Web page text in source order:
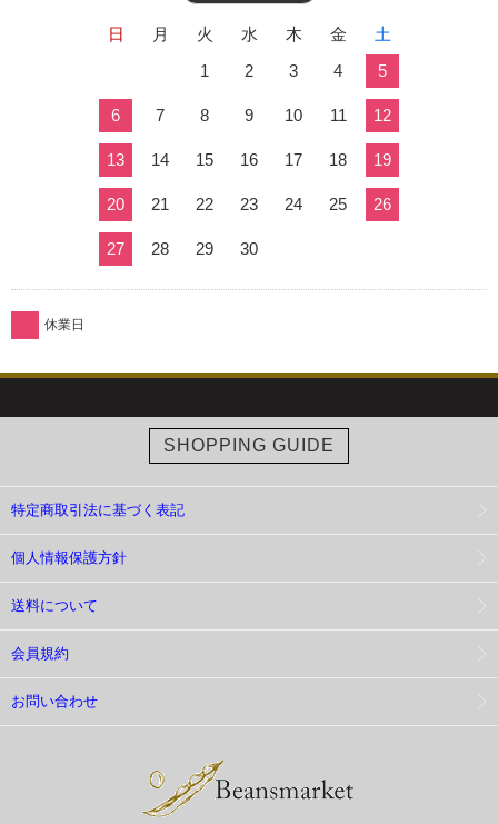
日 月 火 水 木 金
土
1
2 3 4 5
6 7 8 9 10 11 12
13 14 15 16 17 18 19
20 21 22 23 24 25 26
27 28 29 30
休業日
SHOPPING GUIDE
特定商取引法に基づく表記
個人情報保護方針
送料について
会員規約
お問い合わせ